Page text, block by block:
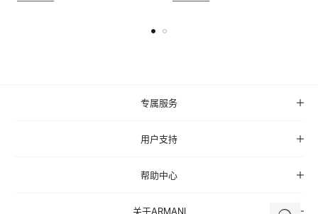
专属服务
用户支持
帮助中心